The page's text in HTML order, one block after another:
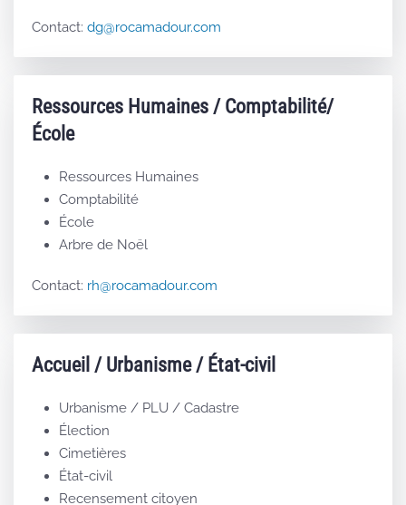
Contact: dg@rocamadour.com
Ressources Humaines / Comptabilité/
École
Ressources Humaines
Comptabilité
École
Arbre de Noël
Contact: rh@rocamadour.com
Accueil / Urbanisme / État-civil
Urbanisme / PLU / Cadastre
Élection
Cimetières
État-civil
Recensement citoyen